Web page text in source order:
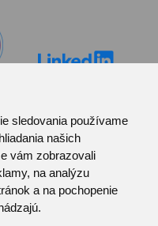
sledovania používame
našich
vám zobrazovali
na analýzu
a na pochopenie